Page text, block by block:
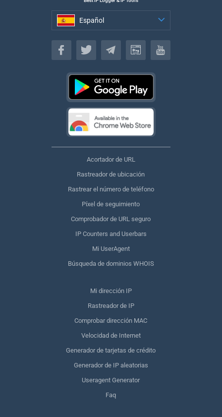
Español
Español
Acortador de URL
Rastreador de ubicación
Rastrear el número de teléfono
Píxel de seguimiento
Comprobador de URL seguro
IP Counters and Userbars
Mi UserAgent
Búsqueda de dominios WHOIS
Mi dirección IP
Rastreador de IP
Comprobar dirección MAC
Velocidad de Internet
Generador de tarjetas de crédito
Generador de IP aleatorias
Useragent Generator
Faq